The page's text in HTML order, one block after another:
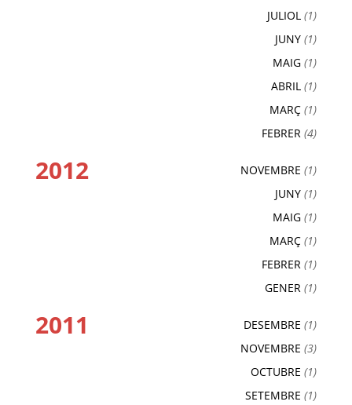
JULIOL (1)
JUNY (1)
MAIG (1)
ABRIL (1)
MARÇ (1)
FEBRER (4)
2012 NOVEMBRE (1)
JUNY (1)
MAIG (1)
MARÇ (1)
FEBRER (1)
GENER (1)
2011 DESEMBRE (1)
NOVEMBRE (3)
OCTUBRE (1)
SETEMBRE (1)